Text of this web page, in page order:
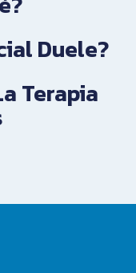
Duele?
Terapia